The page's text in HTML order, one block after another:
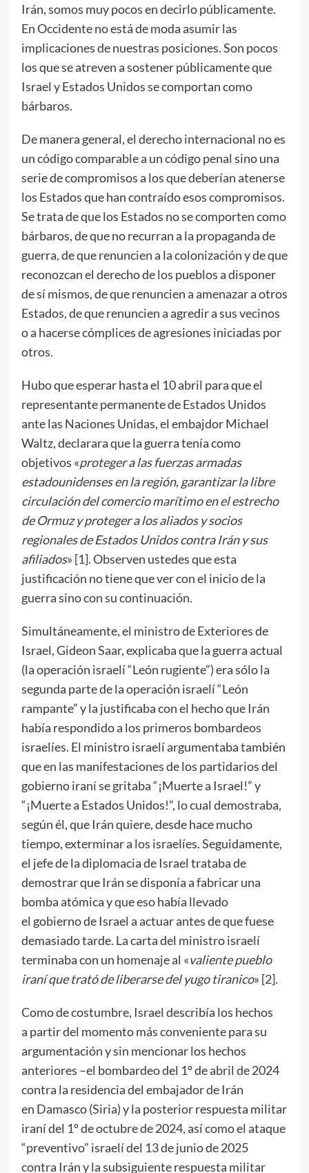
Irán, somos muy pocos en decirlo públicamente.
En Occidente no está de moda asumir las
implicaciones de nuestras posiciones. Son pocos
los que se atreven a sostener públicamente que
Israel y Estados Unidos se comportan como
bárbaros.
De manera general, el derecho internacional no es
un código comparable a un código penal sino una
serie de compromisos a los que deberían atenerse
los Estados que han contraído esos compromisos.
Se trata de que los Estados no se comporten como
bárbaros, de que no recurran a la propaganda de
guerra, de que renuncien a la colonización y de que
reconozcan el derecho de los pueblos a disponer
de sí mismos, de que renuncien a amenazar a otros
Estados, de que renuncien a agredir a sus vecinos
o a hacerse cómplices de agresiones iniciadas por
otros.
Hubo que esperar hasta el 10 abril para que el
representante permanente de Estados Unidos
ante las Naciones Unidas, el embajdor Michael
Waltz, declarara que la guerra tenía como
objetivos «proteger a las fuerzas armadas
estadounidenses en la región, garantizar la libre
circulación del comercio marítimo en el estrecho
de Ormuz y proteger a los aliados y socios
regionales de Estados Unidos contra Irán y sus
afiliados» [1]. Observen ustedes que esta
justificación no tiene que ver con el inicio de la
guerra sino con su continuación.
Simultáneamente, el ministro de Exteriores de
Israel, Gideon Saar, explicaba que la guerra actual
(la operación israelí “León rugiente”) era sólo la
segunda parte de la operación israelí “León
rampante” y la justificaba con el hecho que Irán
había respondido a los primeros bombardeos
israelíes. El ministro israelí argumentaba también
que en las manifestaciones de los partidarios del
gobierno iraní se gritaba “¡Muerte a Israel!” y
“¡Muerte a Estados Unidos!”, lo cual demostraba,
según él, que Irán quiere, desde hace mucho
tiempo, exterminar a los israelíes. Seguidamente,
el jefe de la diplomacia de Israel trataba de
demostrar que Irán se disponía a fabricar una
bomba atómica y que eso había llevado
el gobierno de Israel a actuar antes de que fuese
demasiado tarde. La carta del ministro israelí
terminaba con un homenaje al «valiente pueblo
iraní que trató de liberarse del yugo tiranico» [2].
Como de costumbre, Israel describía los hechos
a partir del momento más conveniente para su
argumentación y sin mencionar los hechos
anteriores –el bombardeo del 1º de abril de 2024
contra la residencia del embajador de Irán
en Damasco (Siria) y la posterior respuesta militar
iraní del 1º de octubre de 2024, así como el ataque
“preventivo” israelí del 13 de junio de 2025
contra Irán y la subsiguiente respuesta militar